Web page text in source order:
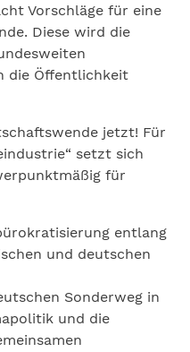
Vorschläge für eine
Diese wird die
die Öffentlichkeit
jetzt! Für
setzt sich
für
entlang
und deutschen
Sonderweg in
und die